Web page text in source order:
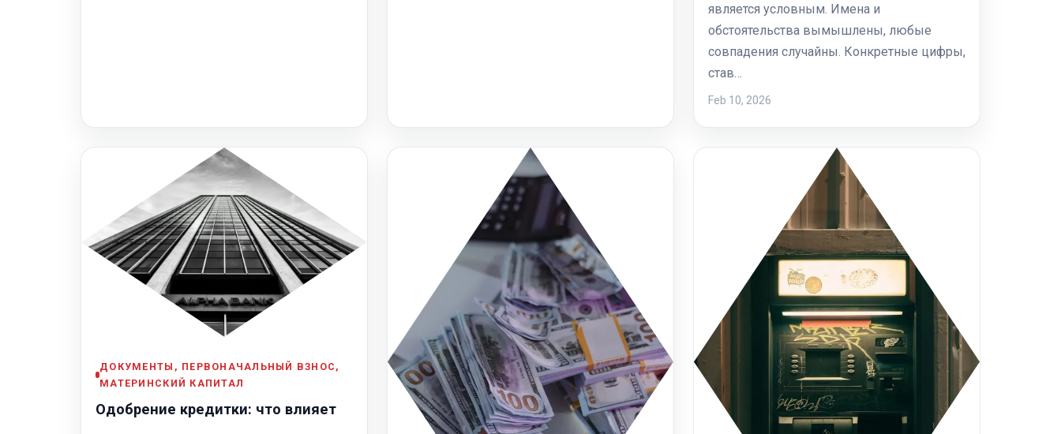
является условным. Имена и
обстоятельства вымышлены, любые
совпадения случайны. Конкретные цифры,
став…
Feb 10, 2026
ДОКУМЕНТЫ, ПЕРВОНАЧАЛЬНЫЙ ВЗНОС,
МАТЕРИНСКИЙ КАПИТАЛ
Одобрение кредитки: что влияет